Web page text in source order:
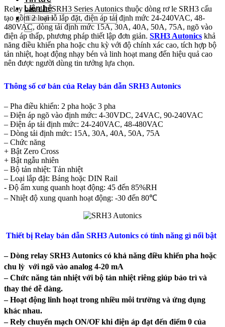
Liên hệ
Tìm
kiếm:
Relay bán dẫn SRH3 Series Autonics thuộc dòng rơ le SRH3 cấu
tạo gồm 2 loại lỗ lắp đặt, điện áp tải định mức 24-240VAC, 48-
480VAC, dòng tải định mức 15A, 30A, 40A, 50A, 75A, ngõ vào
điện áp thấp, phương pháp thiết lập đơn giản. SRH3 Autonics khả
năng điều khiển pha hoặc chu kỳ với độ chính xác cao, tích hợp bộ
tản nhiệt, hoạt động nhạy bén và linh hoạt mang đến hiệu quả cao
nên được người dùng tin tưởng lựa chọn.
Thông số cơ bản của Relay bán dẫn SRH3 Autonics
– Pha điều khiển: 2 pha hoặc 3 pha
– Điện áp ngõ vào định mức: 4-30VDC, 24VAC, 90-240VAC
– Điện áp tải định mức: 24-240VAC, 48-480VAC
– Dòng tải định mức: 15A, 30A, 40A, 50A, 75A
– Chức năng
+ Bật Zero Cross
+ Bật ngẫu nhiên
– Bộ tản nhiệt: Tản nhiệt
– Loại lắp đặt: Bảng hoặc DIN Rail
​- Độ ẩm xung quanh hoạt động: 45 đến 85%RH
– Nhiệt độ xung quanh hoạt động: -30 đến 80℃
Thiết bị Relay bán dẫn SRH3 Autonics có tính năng gì nổi bật
– Dòng relay SRH3 Autonics có khả năng điều khiển pha hoặc
chu lỳ với ngõ vào analog 4-20 mA
– Chức năng tản nhiệt với bộ tản nhiệt riêng giúp bảo trì và
thay thé dễ dàng.
– Hoạt động linh hoạt trong nhiều môi trường và ứng dụng
khác nhau.
– Rely chuyển mạch ON/OF khi điện áp đạt đến điểm 0 của